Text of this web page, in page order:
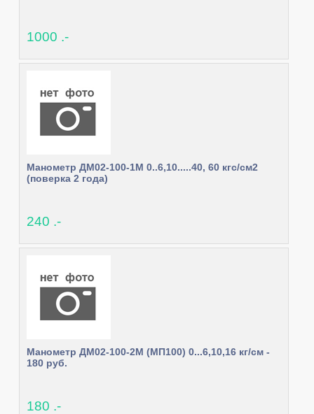
1000 .-
Манометр ДМ02-100-1М 0..6,10.....40, 60 кгс/см2
(поверка 2 года)
240 .-
Манометр ДМ02-100-2М (МП100) 0...6,10,16 кг/см -
180 руб.
180 .-